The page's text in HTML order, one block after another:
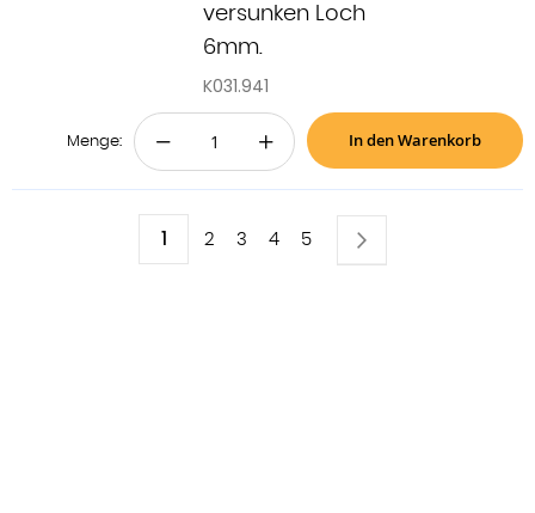
versunken Loch
6mm.
K031.941
Menge: − + In den Warenkorb
Sie
1 Seite
2 Seite
3 Seite
4 Seite
5